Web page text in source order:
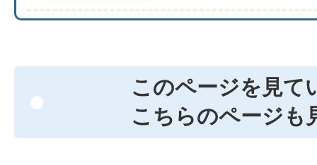
このページを見て
こちらのページも